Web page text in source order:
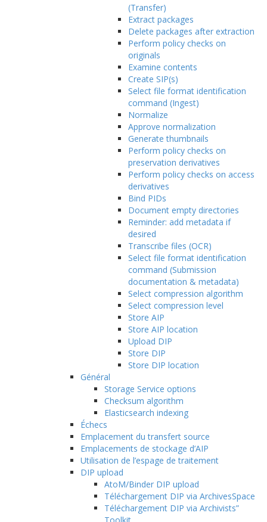
(Transfer)
Extract packages
Delete packages after extraction
Perform policy checks on
originals
Examine contents
Create SIP(s)
Select file format identification
command (Ingest)
Normalize
Approve normalization
Generate thumbnails
Perform policy checks on
preservation derivatives
Perform policy checks on access
derivatives
Bind PIDs
Document empty directories
Reminder: add metadata if
desired
Transcribe files (OCR)
Select file format identification
command (Submission
documentation & metadata)
Select compression algorithm
Select compression level
Store AIP
Store AIP location
Upload DIP
Store DIP
Store DIP location
Général
Storage Service options
Checksum algorithm
Elasticsearch indexing
Échecs
Emplacement du transfert source
Emplacements de stockage d’AIP
Utilisation de l’espage de traitement
DIP upload
AtoM/Binder DIP upload
Téléchargement DIP via ArchivesSpace
Téléchargement DIP via Archivists”